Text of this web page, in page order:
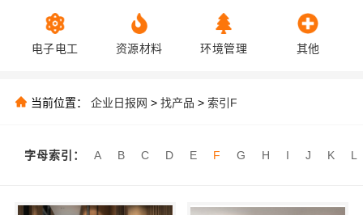
电子电工 资源材料 环境管理 其他
当前位置： 企业日报网 > 找产品 > 索引F
字母索引： A B C D E F G H I J K L